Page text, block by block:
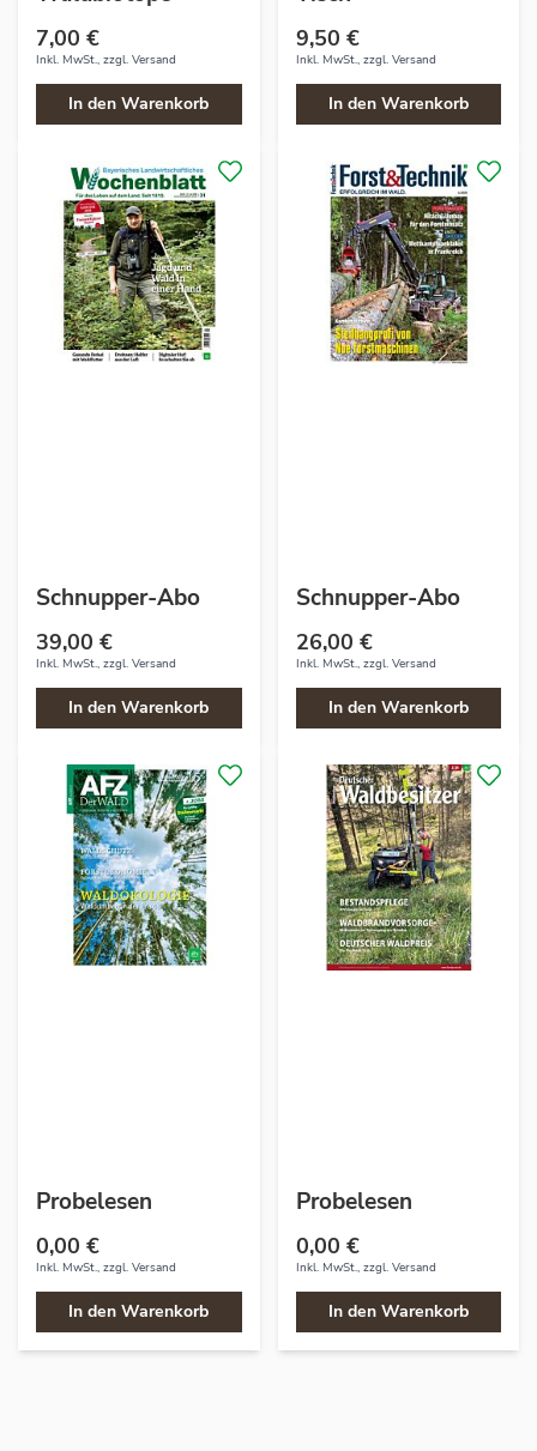
7,00 €
Inkl. MwSt., zzgl. Versand
In den Warenkorb
9,50 €
Inkl. MwSt., zzgl. Versand
In den Warenkorb
Schnupper-Abo
39,00 €
Inkl. MwSt., zzgl. Versand
In den Warenkorb
Schnupper-Abo
26,00 €
Inkl. MwSt., zzgl. Versand
In den Warenkorb
Probelesen
0,00 €
Inkl. MwSt., zzgl. Versand
In den Warenkorb
Probelesen
0,00 €
Inkl. MwSt., zzgl. Versand
In den Warenkorb